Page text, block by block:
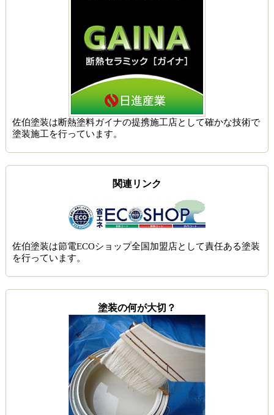
佐伯塗装は断熱塗料ガイナの提携施工店として確かな技術で
塗装施工を行っています。
関連リンク
佐伯塗装は節電ECOショップ全国加盟店として責任ある塗装
を行っています。
塗装の何が大切？